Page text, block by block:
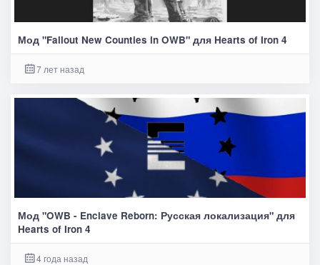
Мод "Fallout New Counties in OWB" для Hearts of Iron 4
7 лет назад
Мод "OWB - Enclave Reborn: Русская локализация" для
Hearts of Iron 4
4 года назад